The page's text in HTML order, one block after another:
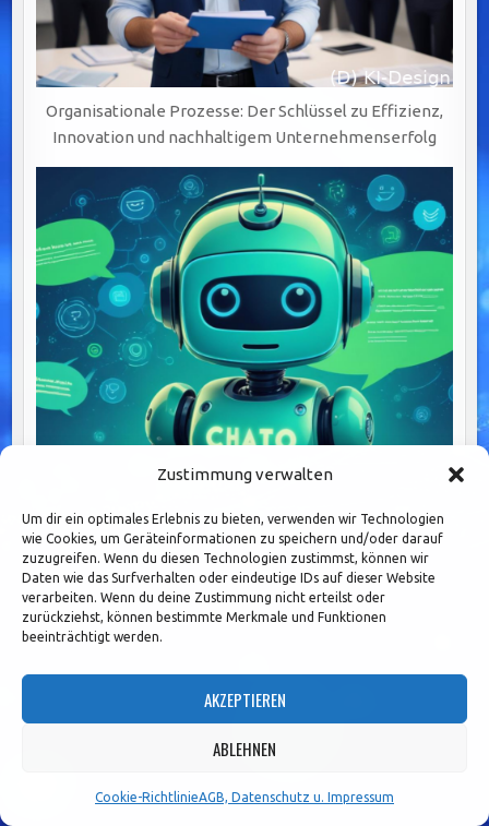
Zustimmung verwalten
Um dir ein optimales Erlebnis zu bieten, verwenden wir Technologien
wie Cookies, um Geräteinformationen zu speichern und/oder darauf
zuzugreifen. Wenn du diesen Technologien zustimmst, können wir
Daten wie das Surfverhalten oder eindeutige IDs auf dieser Website
verarbeiten. Wenn du deine Zustimmung nicht erteilst oder
zurückziehst, können bestimmte Merkmale und Funktionen
beeinträchtigt werden.
AKZEPTIEREN
ABLEHNEN
Cookie-RichtlinieAGB, Datenschutz u. Impressum
Organisationale Prozesse: Der Schlüssel zu Effizienz,
Innovation und nachhaltigem Unternehmenserfolg
Konfliktbewältigung und teamstärkender